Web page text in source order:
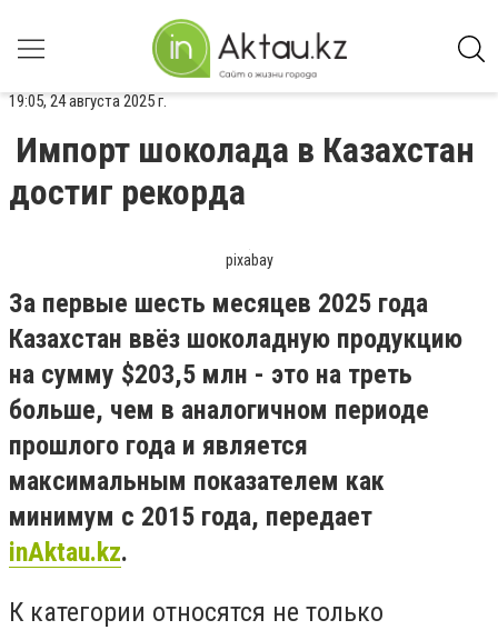
19:05, 24 августа 2025 г.
Импорт шоколада в Казахстан
достиг рекорда
pixabay
За первые шесть месяцев 2025 года
Казахстан ввёз шоколадную продукцию
на сумму $203,5 млн - это на треть
больше, чем в аналогичном периоде
прошлого года и является
максимальным показателем как
минимум с 2015 года, передает
inAktau.kz.
К категории относятся не только